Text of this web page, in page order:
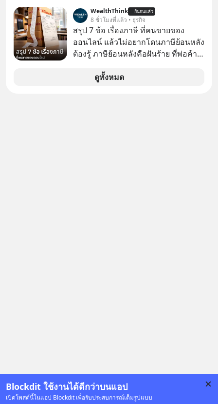
Blockdit ใช้งานได้ดีกว่าบนแอป
เปิดโพสต์นี้ในแอป Blockdit เพื่อรับประสบการณ์เต็มรูปแบบ
เก่าที่เขาเคยทำไว้ ตอนยังอยู่บริษัท
เดียวกัน
WealthThink ยืนยันแล้ว
8 ชั่วโมงที่แล้ว • ธุรกิจ
สรุป 7 ข้อ เรื่องภาษี ที่คนขายของ
ออนไลน์ แล้วไม่อยากโดนภาษีย้อนหลัง
ต้องรู้ ภาษีย้อนหลังคือฝันร้าย ที่พ่อค้า
ดูทั้งหมด